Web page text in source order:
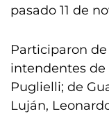
pasado 11 de
Participaron
intendentes de
Puglielli; de
Luján,